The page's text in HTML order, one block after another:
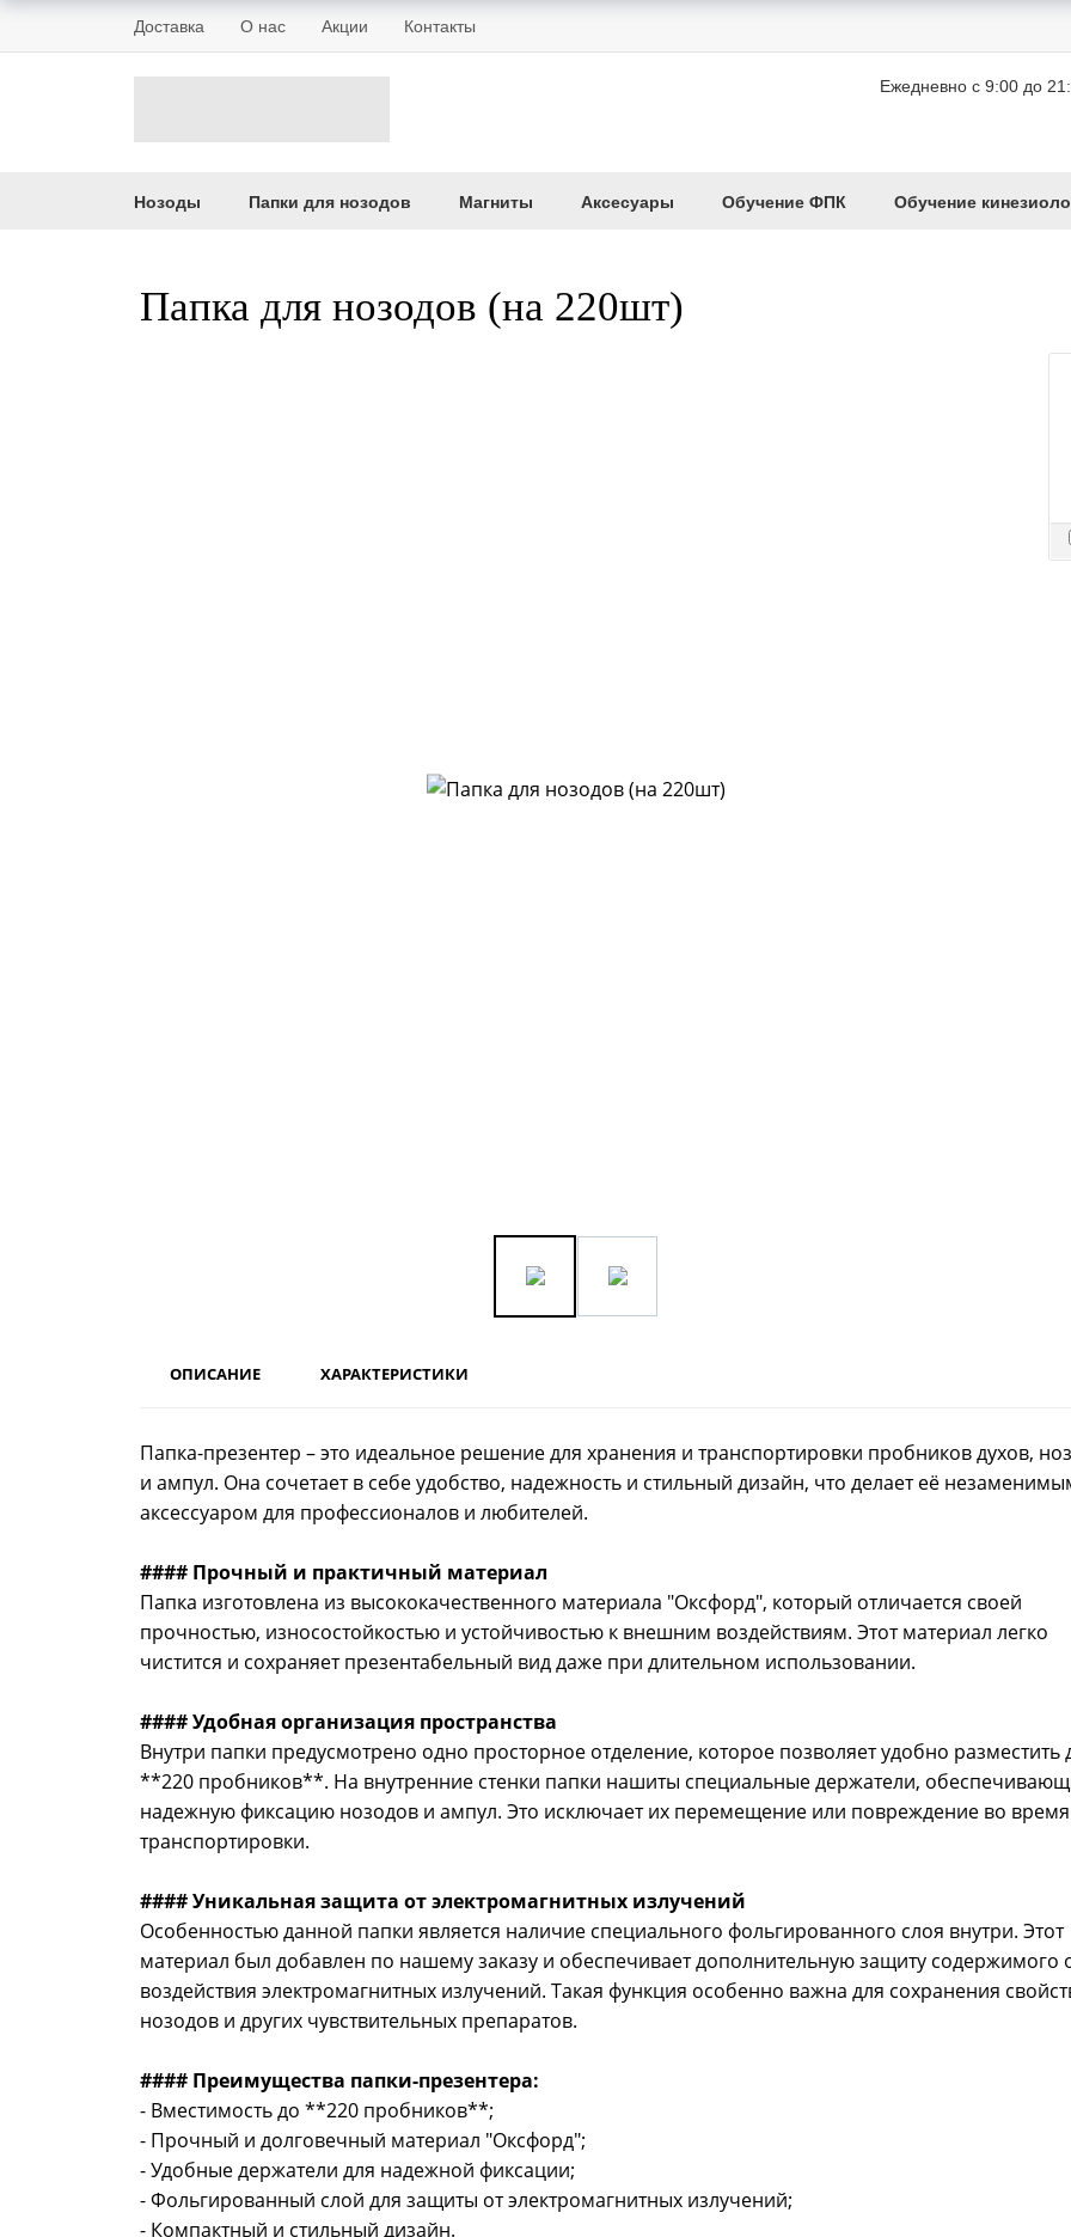
Доставка О нас Акции Контакты
Ежедневно с 9:00 до
Нозоды Папки для нозодов Магниты Аксесуары Обучение ФПК Обучение
Папка для нозодов (на 220шт)
ОПИСАНИЕ ХАРАКТЕРИСТИКИ
Папка-презентер – это идеальное решение для хранения и транспортировки пробников духов,
и ампул. Она сочетает в себе удобство, надежность и стильный дизайн, что делает её
аксессуаром для профессионалов и любителей.
#### Прочный и практичный материал
Папка изготовлена из высококачественного материала "Оксфорд", который отличается своей
прочностью, износостойкостью и устойчивостью к внешним воздействиям. Этот материал легко
чистится и сохраняет презентабельный вид даже при длительном использовании.
#### Удобная организация пространства
Внутри папки предусмотрено одно просторное отделение, которое позволяет удобно разместить
**220 пробников**. На внутренние стенки папки нашиты специальные держатели,
надежную фиксацию нозодов и ампул. Это исключает их перемещение или повреждение во время
транспортировки.
#### Уникальная защита от электромагнитных излучений
Особенностью данной папки является наличие специального фольгированного слоя внутри. Этот
материал был добавлен по нашему заказу и обеспечивает дополнительную защиту содержимого
воздействия электромагнитных излучений. Такая функция особенно важна для сохранения
нозодов и других чувствительных препаратов.
#### Преимущества папки-презентера:
- Вместимость до **220 пробников**;
- Прочный и долговечный материал "Оксфорд";
- Удобные держатели для надежной фиксации;
- Фольгированный слой для защиты от электромагнитных излучений;
- Компактный и стильный дизайн.